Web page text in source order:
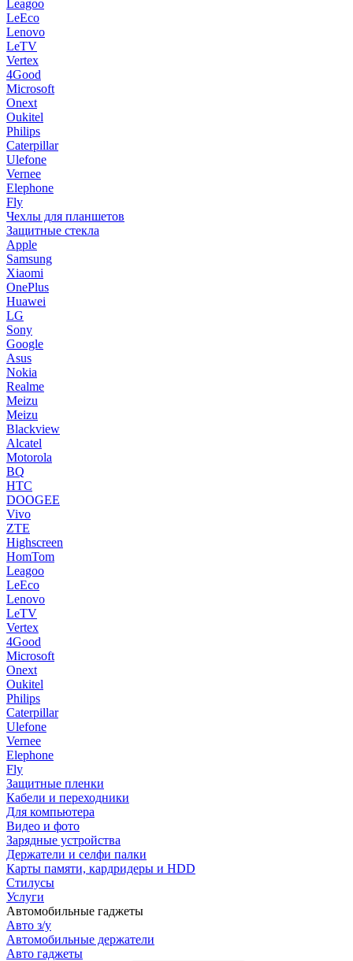
Leagoo
LeEco
Lenovo
LeTV
Vertex
4Good
Microsoft
Onext
Oukitel
Philips
Caterpillar
Ulefone
Vernee
Elephone
Fly
Чехлы для планшетов
Защитные стекла
Apple
Samsung
Xiaomi
OnePlus
Huawei
LG
Sony
Google
Asus
Nokia
Realme
Meizu
Meizu
Blackview
Alcatel
Motorola
BQ
HTC
DOOGEE
Vivo
ZTE
Highscreen
HomTom
Leagoo
LeEco
Lenovo
LeTV
Vertex
4Good
Microsoft
Onext
Oukitel
Philips
Caterpillar
Ulefone
Vernee
Elephone
Fly
Защитные пленки
Кабели и переходники
Для компьютера
Видео и фото
Зарядные устройства
Держатели и селфи палки
Карты памяти, кардридеры и HDD
Стилусы
Услуги
Автомобильные гаджеты
Авто з/у
Автомобильные держатели
Авто гаджеты